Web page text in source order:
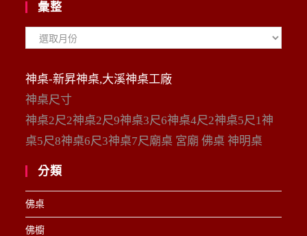
彙整
神桌-新昇神桌,大溪神桌工廠
神桌尺寸
神桌2尺2神桌2尺9神桌3尺6神桌4尺2神桌5尺1神
桌5尺8神桌6尺3神桌7尺廟桌 宮廟 佛桌 神明桌
分類
佛桌
佛櫥